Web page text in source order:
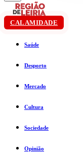
CALAMIDADE
Saúde
Desporto
Mercado
Cultura
Sociedade
Opinião